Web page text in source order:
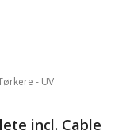
- UV
incl. Cable